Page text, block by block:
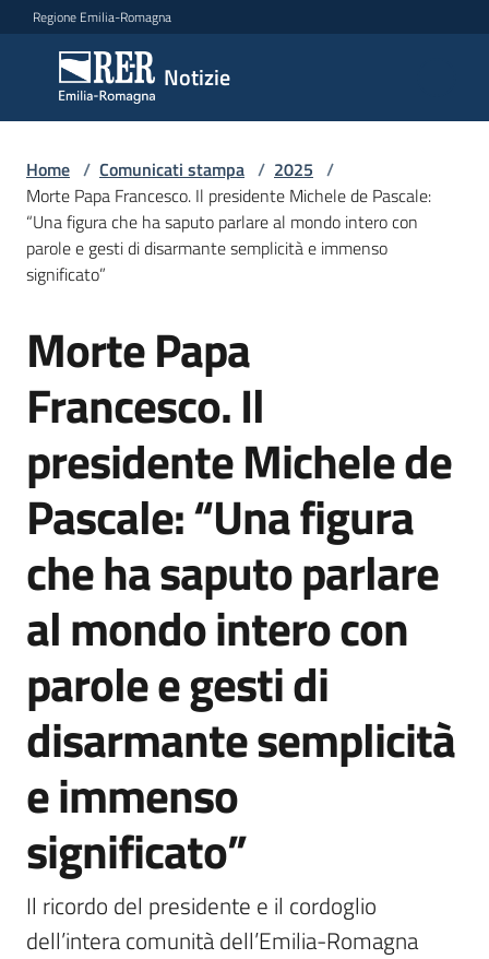
Vai al contenuto
Vai alla navigazione
Vai al footer
Regione Emilia-Romagna
Notizie
Notizie
Comunicati
stampa
Menu selezionato
Cerca
un
Risorse
Agenzia
di
informazione
e
comunicazione
Seguici
su
Home / Comunicati stampa / 2025 /
Morte Papa Francesco. Il presidente Michele de Pascale:
“Una figura che ha saputo parlare al mondo intero con
parole e gesti di disarmante semplicità e immenso
significato”
Salta al contenuto
Morte Papa
Francesco. Il
presidente Michele de
Pascale: “Una figura
che ha saputo parlare
al mondo intero con
parole e gesti di
disarmante semplicità
e immenso
significato”
Il ricordo del presidente e il cordoglio
dell’intera comunità dell’Emilia-Romagna